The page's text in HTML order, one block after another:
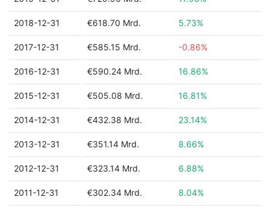
2018-12-31 €618.70 Mrd. 5.73%
2017-12-31 €585.15 Mrd. -0.86%
2016-12-31 €590.24 Mrd. 16.86%
2015-12-31 €505.08 Mrd. 16.81%
2014-12-31 €432.38 Mrd. 23.14%
2013-12-31 €351.14 Mrd. 8.66%
2012-12-31 €323.14 Mrd. 6.88%
2011-12-31 €302.34 Mrd. 8.04%